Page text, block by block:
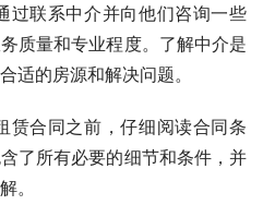
过联系中介并向他们咨询一些
质量和专业程度。了解中介是
适的房源和解决问题。
赁合同之前，仔细阅读合同条
了所有必要的细节和条件，并
。